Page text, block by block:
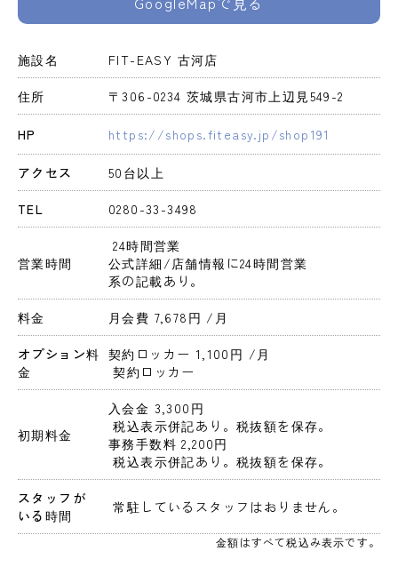
施設名 FIT-EASY 古河店
住所 〒306-0234 茨城県古河市上辺見549-2
HP https://shops.fiteasy.jp/shop191
アクセス 50台以上
TEL 0280-33-3498
営業時間
24時間営業
公式詳細/店舗情報に24時間営業
系の記載あり。
料金 月会費 7,678円 /月
オプション料
金
契約ロッカー 1,100円 /月
契約ロッカー
初期料金
入会金 3,300円
税込表示併記あり。税抜額を保存。
事務手数料 2,200円
税込表示併記あり。税抜額を保存。
スタッフが
いる時間
常駐しているスタッフはおりません。
金額はすべて税込み表示です。